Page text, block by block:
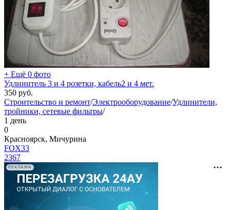
+ Ещё 0 фото
Удлинитель 3 и 4 розетки, кабель2 и 4 мет.
350 руб.
Строительство и ремонт/Электрооборудование/Удлинители,
тройники, сетевые фильтры/
1 день
0
Красноярск, Мичурина
FOX33
2367
РЕКЛАМА